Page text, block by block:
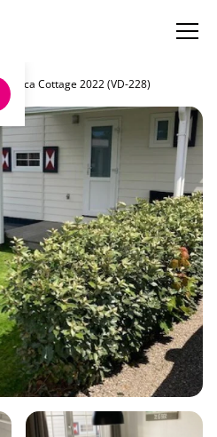
Belgica Cottage 2022 (VD-228)